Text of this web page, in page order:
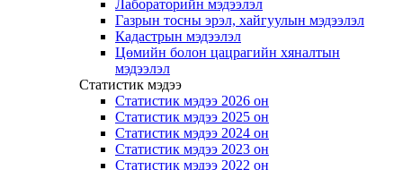
Лабораторийн мэдээлэл
Газрын тосны эрэл, хайгуулын мэдээлэл
Кадастрын мэдээлэл
Цөмийн болон цацрагийн хяналтын
мэдээлэл
Статистик мэдээ
Статистик мэдээ 2026 он
Статистик мэдээ 2025 он
Статистик мэдээ 2024 он
Статистик мэдээ 2023 он
Статистик мэдээ 2022 он